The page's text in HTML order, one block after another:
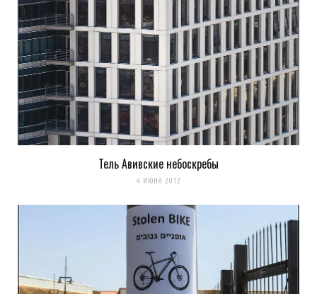
Тель Авивские небоскребы
4 ИЮНЯ 2012